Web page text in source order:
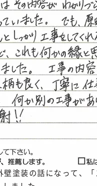
塗装の話になって、